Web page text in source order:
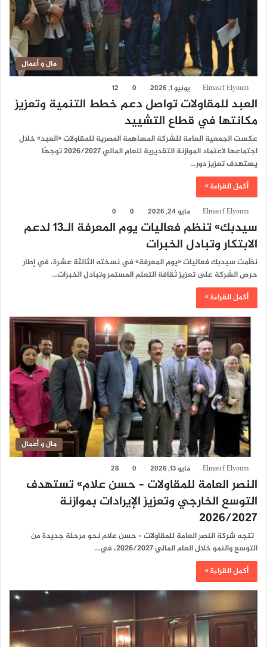
مال و أعمال
Elmasrf Elyoum يونيو 1, 2026 0
12
العبد للمقاولات تواصل دعم خطط التنمية وتعزيز
مكانتها في قطاع التشييد
عكست الجمعية العامة للشركة المساهمة المصرية للمقاولات «العبد» خلال
اجتماعها لاعتماد الموازنة التقديرية للعام المالي 2026/2027 توجهًا
يستهدف تعزيز دور…
أكمل القراءة »
Elmasrf Elyoum مايو 24, 2026 0
0
سيدبك» تنظم فعاليات يوم المعرفة الـ13 لدعم
الابتكار وتبادل الخبرات
نظّمت سيدبك فعاليات «يوم المعرفة» في نسخته الثالثة عشرة، في إطار
حرص الشركة على تعزيز ثقافة التعلم المستمر وتبادل الخبرات…
أكمل القراءة »
مال و أعمال
Elmasrf Elyoum مايو 13, 2026 0
28
النصر العامة للمقاولات – حسن علام» تستهدف
التوسع الخارجي وتعزيز الإيرادات بموازنة
2026/2027
تتجه شركة النصر العامة للمقاولات – حسن علام نحو مرحلة جديدة من
التوسع والنمو خلال العام المالي 2026/2027، في…
أكمل القراءة »